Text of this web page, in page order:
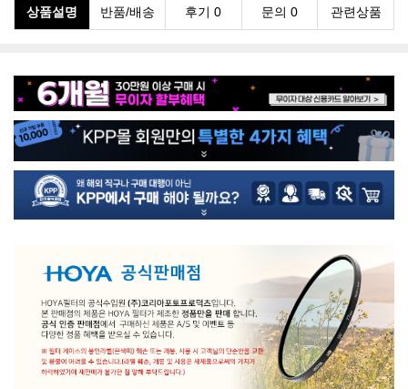
상품설명 반품/배송 후기 0 문의 0 관련상품